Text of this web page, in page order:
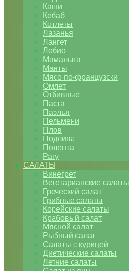
Каши
Кебаб
Котлеты
Лазанья
Лангет
Лобио
Мамалыга
Манты
Мясо по-французски
Омлет
Отбивные
Паста
Паэлья
Пельмени
Плов
Подлива
Полента
Рагу
САЛАТЫ
Винегрет
Вегетарианские салаты
Греческий салат
Грибные салаты
Корейские салаты
Крабовый салат
Мясной салат
Рыбный салат
Салаты с курицей
Диетические салаты
Летние салаты